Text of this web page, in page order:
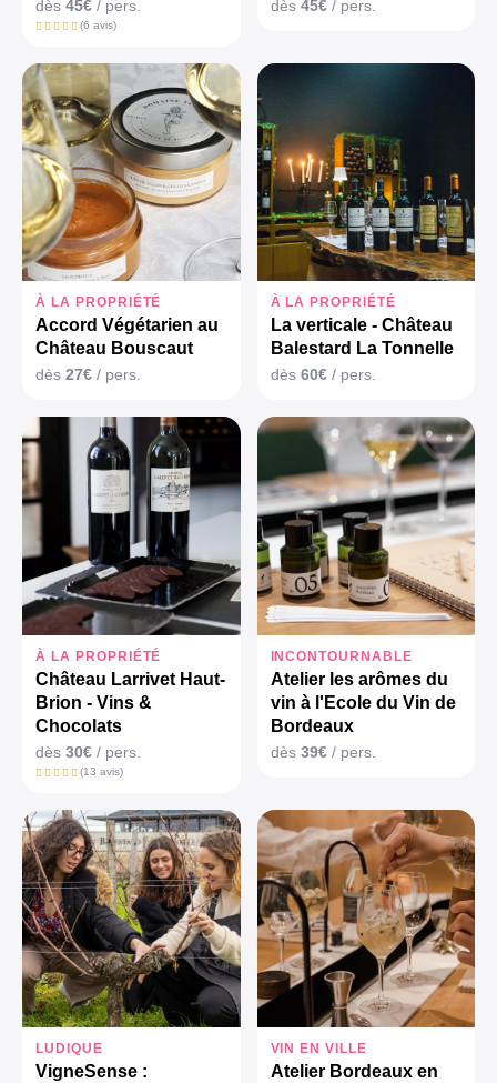
dès 45€ / pers.
(6 avis)
dès 45€/ pers.
À LA PROPRIÉTÉ
Accord Végétarien au
Château Bouscaut
dès 27€ / pers.
À LA PROPRIÉTÉ
La verticale - Château
Balestard La Tonnelle
dès 60€/ pers.
À LA PROPRIÉTÉ
Château Larrivet Haut-
Brion - Vins &
Chocolats
dès 30€ / pers.
(13 avis)
INCONTOURNABLE
Atelier les arômes du
vin à l'Ecole du Vin de
Bordeaux
dès 39€/ pers.
LUDIQUE
VigneSense :
VIN EN VILLE
Atelier Bordeaux en